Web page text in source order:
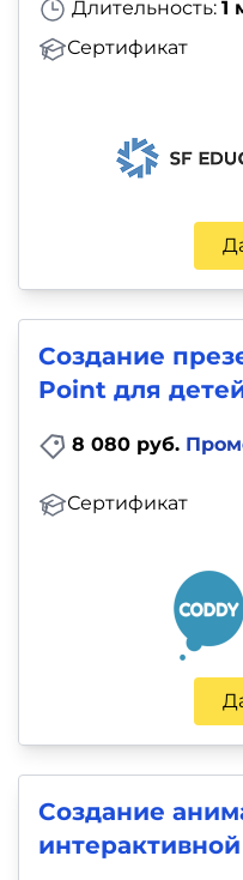
Длительность: 1
Сертификат
Создание
Point для
8 080 руб.
Сертификат
Создание